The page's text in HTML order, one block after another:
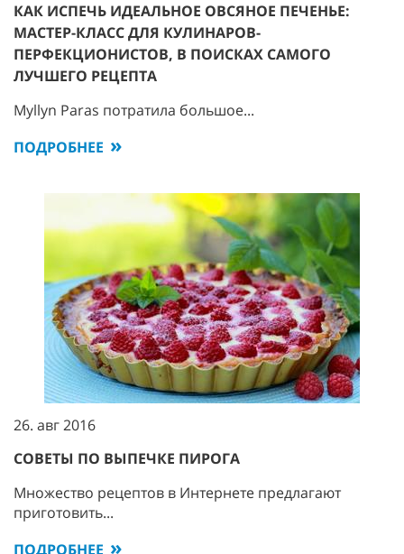
КАК ИСПЕЧЬ ИДЕАЛЬНОЕ ОВСЯНОЕ ПЕЧЕНЬЕ:
МАСТЕР-КЛАСС ДЛЯ КУЛИНАРОВ-
ПЕРФЕКЦИОНИСТОВ, В ПОИСКАХ САМОГО
ЛУЧШЕГО РЕЦЕПТА
Myllyn Paras потратила большое...
ПОДРОБНЕЕ
26. авг 2016
СОВЕТЫ ПО ВЫПЕЧКЕ ПИРОГА
Множество рецептов в Интернете предлагают
приготовить...
ПОДРОБНЕЕ